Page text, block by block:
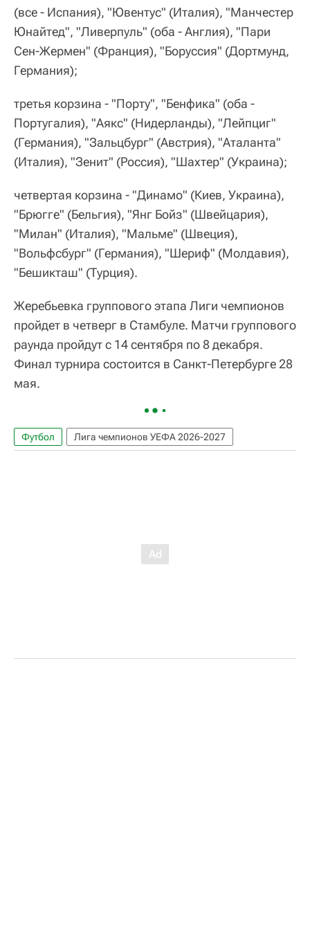
(все - Испания), "Ювентус" (Италия), "Манчестер
Юнайтед", "Ливерпуль" (оба - Англия), "Пари
Сен-Жермен" (Франция), "Боруссия" (Дортмунд,
Германия);
третья корзина - "Порту", "Бенфика" (оба -
Португалия), "Аякс" (Нидерланды), "Лейпциг"
(Германия), "Зальцбург" (Австрия), "Аталанта"
(Италия), "Зенит" (Россия), "Шахтер" (Украина);
четвертая корзина - "Динамо" (Киев, Украина),
"Брюгге" (Бельгия), "Янг Бойз" (Швейцария),
"Милан" (Италия), "Мальме" (Швеция),
"Вольфсбург" (Германия), "Шериф" (Молдавия),
"Бешикташ" (Турция).
Жеребьевка группового этапа Лиги чемпионов
пройдет в четверг в Стамбуле. Матчи группового
раунда пройдут с 14 сентября по 8 декабря.
Финал турнира состоится в Санкт-Петербурге 28
мая.
Футбол Лига чемпионов УЕФА 2026-2027